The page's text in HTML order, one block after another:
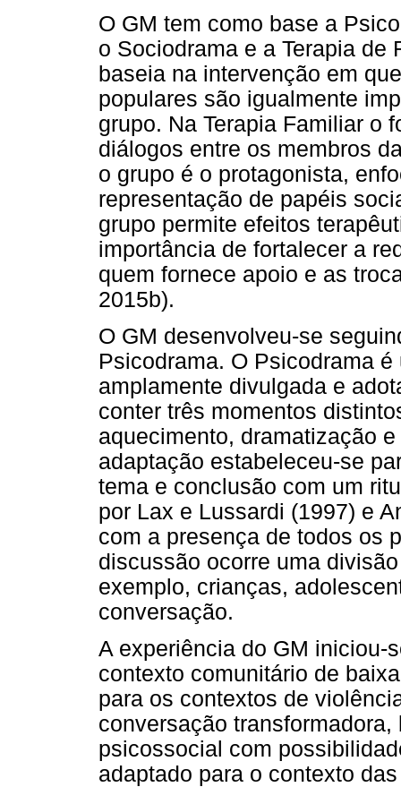
O GM tem como base a
o Sociodrama e a Terapia de
baseia na intervenção em
populares são igualmente
grupo. Na Terapia Familiar o
diálogos entre os membros
o grupo é o protagonista,
representação de papéis
grupo permite efeitos
importância de fortalecer a
quem fornece apoio e as
2015b).
O GM desenvolveu-se
Psicodrama. O Psicodrama
amplamente divulgada e
conter três momentos
aquecimento, dramatização
adaptação estabeleceu-se
tema e conclusão com um
por Lax e Lussardi (1997) e
com a presença de todos os
discussão ocorre uma
exemplo, crianças,
conversação.
A experiência do GM iniciou-
contexto comunitário de
para os contextos de
conversação
psicossocial com
adaptado para o contexto